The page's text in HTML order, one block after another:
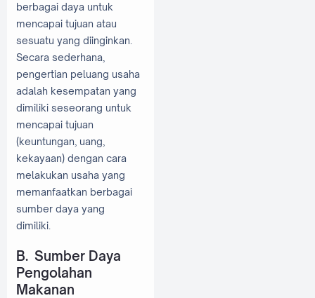
berbagai daya untuk
mencapai tujuan atau
sesuatu yang diinginkan.
Secara sederhana,
pengertian peluang usaha
adalah kesempatan yang
dimiliki seseorang untuk
mencapai tujuan
(keuntungan, uang,
kekayaan) dengan cara
melakukan usaha yang
memanfaatkan berbagai
sumber daya yang
dimiliki.
B. Sumber Daya
Pengolahan
Makanan